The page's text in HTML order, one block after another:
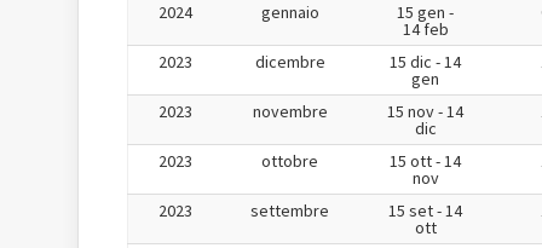
2024 gennaio 15 gen -
14 feb
2023 dicembre 15 dic - 14
gen
2023 novembre 15 nov - 14
dic
2023 ottobre 15 ott - 14
nov
2023 settembre 15 set - 14
ott